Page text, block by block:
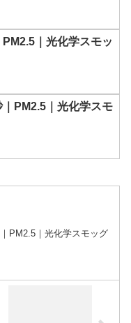
｜光化学スモッ
PM2.5｜光化学スモ
PM2.5｜光化学スモッグ